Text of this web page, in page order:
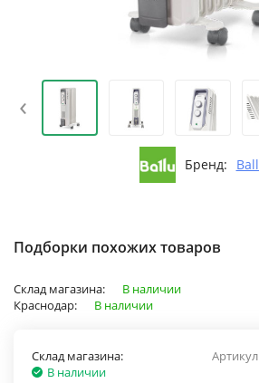
‹
Бренд:
Подборки похожих товаров
Склад магазина:
В наличии
Краснодар:
В наличии
Склад магазина:
В наличии